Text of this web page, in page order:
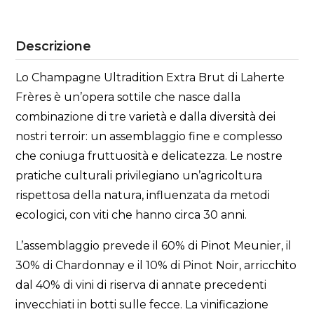
Descrizione
Lo Champagne Ultradition Extra Brut di Laherte
Frères è un’opera sottile che nasce dalla
combinazione di tre varietà e dalla diversità dei
nostri terroir: un assemblaggio fine e complesso
che coniuga fruttuosità e delicatezza. Le nostre
pratiche culturali privilegiano un’agricoltura
rispettosa della natura, influenzata da metodi
ecologici, con viti che hanno circa 30 anni.
L’assemblaggio prevede il 60% di Pinot Meunier, il
30% di Chardonnay e il 10% di Pinot Noir, arricchito
dal 40% di vini di riserva di annate precedenti
invecchiati in botti sulle fecce. La vinificazione